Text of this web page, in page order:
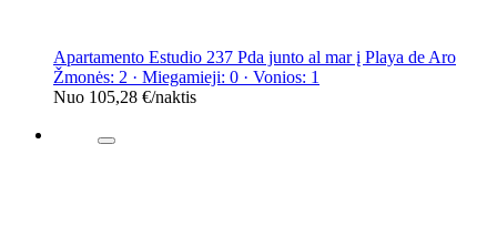
Apartamento Estudio 237 Pda junto al mar į Playa de Aro
Žmonės: 2 · Miegamieji: 0 · Vonios: 1
Nuo 105,28 €/naktis